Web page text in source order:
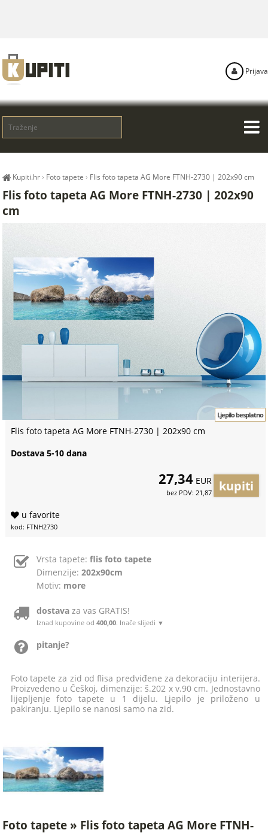
Kupiti.hr› Foto tapete › Flis foto tapeta AG More FTNH-2730 | 202x90 cm
Flis foto tapeta AG More FTNH-2730 | 202x90
cm
Flis foto tapeta AG More FTNH-2730 | 202x90 cm
Ljepilo besplatno
Dostava 5-10 dana
27,34 EUR
bez PDV: 21,87
u favorite
kod: FTNH2730
Vrsta tapete: flis foto tapete
Dimenzije: 202x90cm
Motiv: more
dostavaza vas GRATIS!
Iznad kupovine od 400,00. Inače slijedi ▼
pitanje?
Foto tapete za zid od flisa predviđene za dekoraciju interijera.
Proizvedeno u Češkoj, dimenzije: š.202 x v.90 cm. Jednostavno
lijepljenje foto tapete u 1 dijelu. Ljepilo je priloženo u
pakiranju. Ljepilo se nanosi samo na zid.
Foto tapete » Flis foto tapeta AG More FTNH-
Prijava